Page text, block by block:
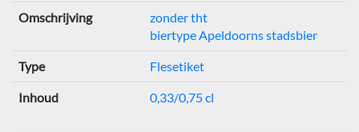
Omschrijving
zonder tht
biertype Apeldoorns stadsbier
Type Flesetiket
Inhoud 0,33/0,75 cl